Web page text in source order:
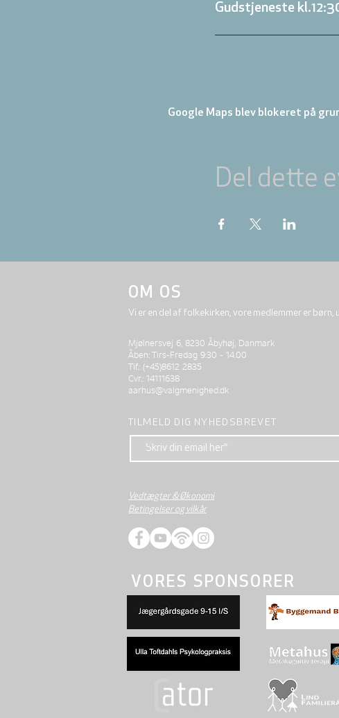
Gudstjeneste
Google Maps blev blokeret på
Del dette
OM OS
Vi er en del af folkekirken, vore medlemmer er
Mjølnersvej 6, 8230 Åbyhøj, Danmark
Åben: Tirs-Fredag 9:30 - 14.00
Tlf.: (+45)8612 2835
Cvr.: 14111638
aarhus@valgmenighed.dk
TILMELD DIG NYHEDSBREVET
Vedtægter & Økonomi
Betingelser og vilkår
VORES SPONSORER